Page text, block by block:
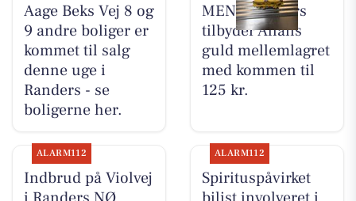
Aage Beks Vej 8 og
9 andre boliger er
kommet til salg
denne uge i
Randers - se
boligerne her.
MENY Randers
tilbyder Allans
guld mellemlagret
med kommen til
125 kr.
ALARM112
Indbrud på Violvej
ALARM112
Spirituspåvirket